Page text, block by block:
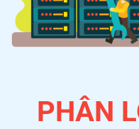
PHÂN